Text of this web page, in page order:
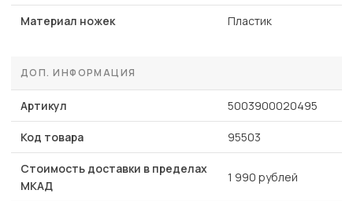
Материал ножек Пластик
ДОП. ИНФОРМАЦИЯ
Артикул 5003900020495
Код товара 95503
Стоимость доставки в пределах
МКАД
1 990 рублей